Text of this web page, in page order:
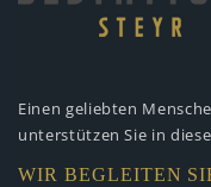
Einen geliebten
unterstützen Sie in
WIR BEGLEITEN